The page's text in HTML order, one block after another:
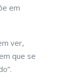
em
ver,
que se